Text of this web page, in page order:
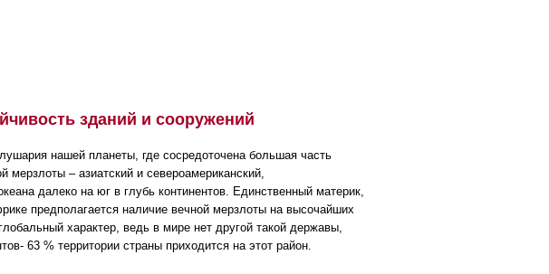
зданий и сооружений
нашей планеты, где сосредоточена большая часть
– азиатский и североамериканский,
далеко на юг в глубь континентов. Единственный материк,
предполагается наличие вечной мерзлоты на высочайших
характер, ведь в мире нет другой такой державы,
63 % территории страны приходится на этот район.